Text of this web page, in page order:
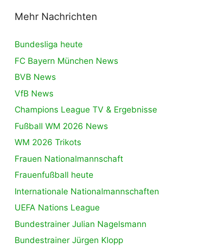
Mehr Nachrichten
Bundesliga heute
FC Bayern München News
BVB News
VfB News
Champions League TV & Ergebnisse
Fußball WM 2026 News
WM 2026 Trikots
Frauen Nationalmannschaft
Frauenfußball heute
Internationale Nationalmannschaften
UEFA Nations League
Bundestrainer Julian Nagelsmann
Bundestrainer Jürgen Klopp